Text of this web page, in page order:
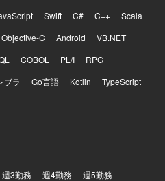
Swift C# C++
Scala
Objective-C Android
VB.NET
COBOL PL/I
RPG
ブラ Go言語 Kotlin
TypeScript
週3勤務 週4勤務 週5勤務